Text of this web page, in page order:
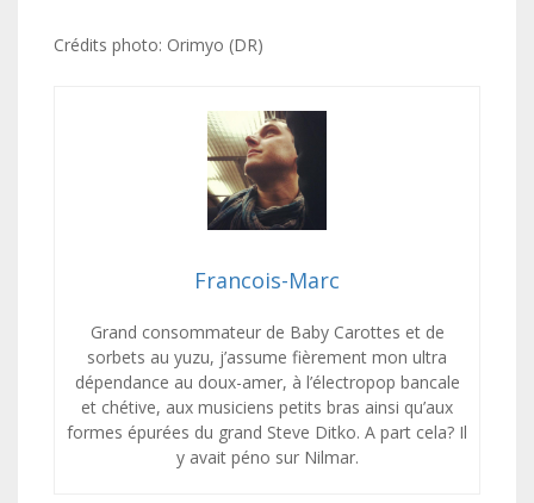
Crédits photo: Orimyo (DR)
Francois-Marc
Grand consommateur de Baby Carottes et de
sorbets au yuzu, j’assume fièrement mon ultra
dépendance au doux-amer, à l’électropop bancale
et chétive, aux musiciens petits bras ainsi qu’aux
formes épurées du grand Steve Ditko. A part cela? Il
y avait péno sur Nilmar.